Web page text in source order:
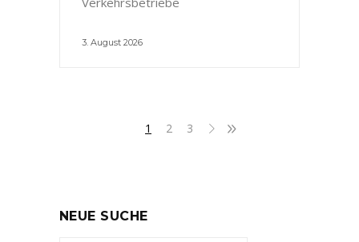
3. August 2026
1 2 3
NEUE SUCHE